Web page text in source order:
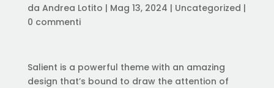
da Andrea Lotito | Mag 13, 2024 | Uncategorized |
0 commenti
Salient is a powerful theme with an amazing
design that’s bound to draw the attention of